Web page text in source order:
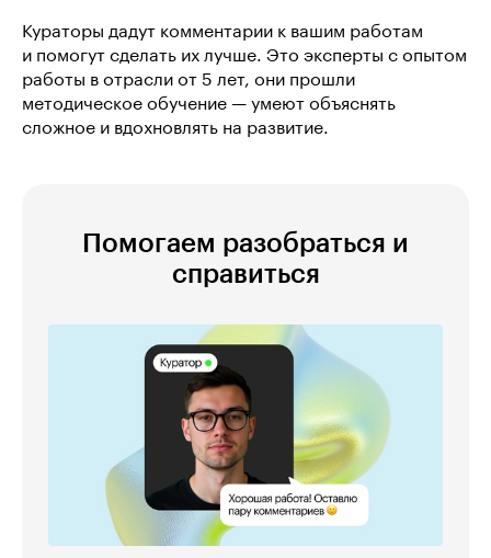
Кураторы дадут комментарии к вашим работам
и помогут сделать их лучше. Это эксперты с опытом
работы в отрасли от 5 лет, они прошли
методическое обучение — умеют объяснять
сложное и вдохновлять на развитие.
Помогаем разобраться и
справиться